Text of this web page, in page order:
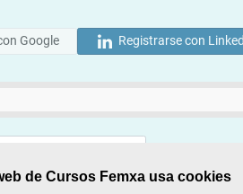
de Cursos Femxa usa cookies
Google Registrarse con
Mostrar